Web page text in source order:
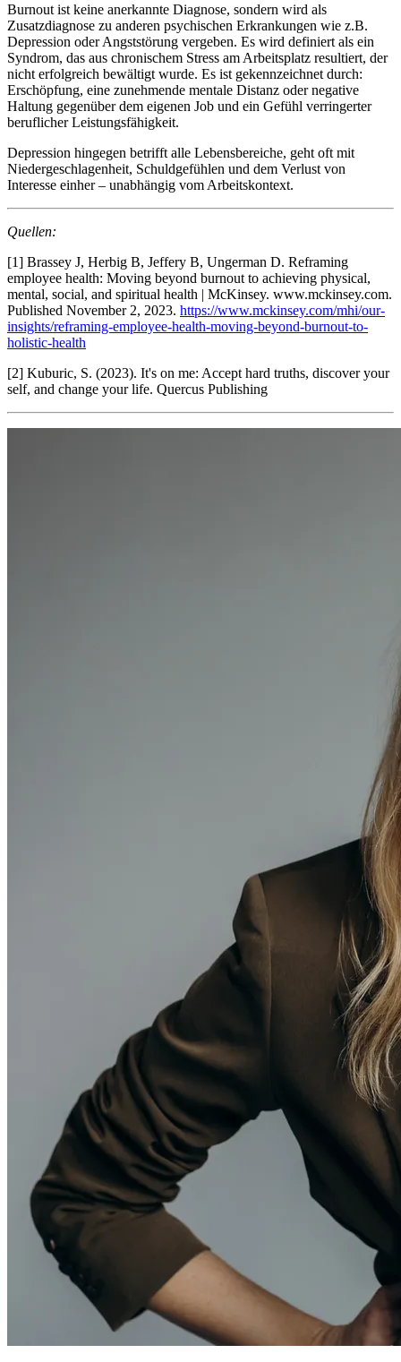
Burnout ist keine anerkannte Diagnose, sondern wird als
Zusatzdiagnose zu anderen psychischen Erkrankungen wie z.B.
Depression oder Angststörung vergeben. Es wird definiert als ein
Syndrom, das aus chronischem Stress am Arbeitsplatz resultiert, der
nicht erfolgreich bewältigt wurde. Es ist gekennzeichnet durch:
Erschöpfung, eine zunehmende mentale Distanz oder negative
Haltung gegenüber dem eigenen Job und ein Gefühl verringerter
beruflicher Leistungsfähigkeit.
Depression hingegen betrifft alle Lebensbereiche, geht oft mit
Niedergeschlagenheit, Schuldgefühlen und dem Verlust von
Interesse einher – unabhängig vom Arbeitskontext.
Quellen:
[1] Brassey J, Herbig B, Jeffery B, Ungerman D. Reframing
employee health: Moving beyond burnout to achieving physical,
mental, social, and spiritual health | McKinsey. www.mckinsey.com.
Published November 2, 2023. https://www.mckinsey.com/mhi/our-
insights/reframing-employee-health-moving-beyond-burnout-to-
holistic-health
[2] Kuburic, S. (2023). It's on me: Accept hard truths, discover your
self, and change your life. Quercus Publishing